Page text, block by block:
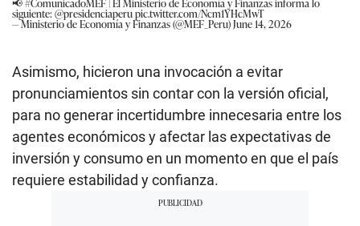
📢#ComunicadoMEF | El Ministerio de Economía y Finanzas informa lo
siguiente:@presidenciaperupic.twitter.com/Ncm1YHcMwT
— Ministerio de Economía y Finanzas (@MEF_Peru)June 14, 2026
Asimismo, hicieron una invocación a evitar
pronunciamientos sin contar con la versión oficial,
para no generar incertidumbre innecesaria entre los
agentes económicos y afectar las expectativas de
inversión y consumo en un momento en que el país
requiere estabilidad y confianza.